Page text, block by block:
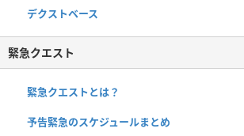
デクストベース
緊急クエスト
緊急クエストとは？
予告緊急のスケジュールまとめ